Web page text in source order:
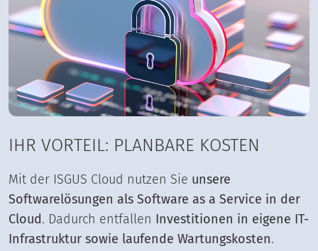
IHR VORTEIL: PLANBARE KOSTEN
Mit der ISGUS Cloud nutzen Sie unsere
Softwarelösungen als Software as a Service in der
Cloud. Dadurch entfallen Investitionen in eigene IT-
Infrastruktur sowie laufende Wartungskosten.